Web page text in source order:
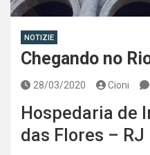
NOTIZIE
Chegando no
28/03/2020 Cioni
Hospedaria de
das Flores – RJ